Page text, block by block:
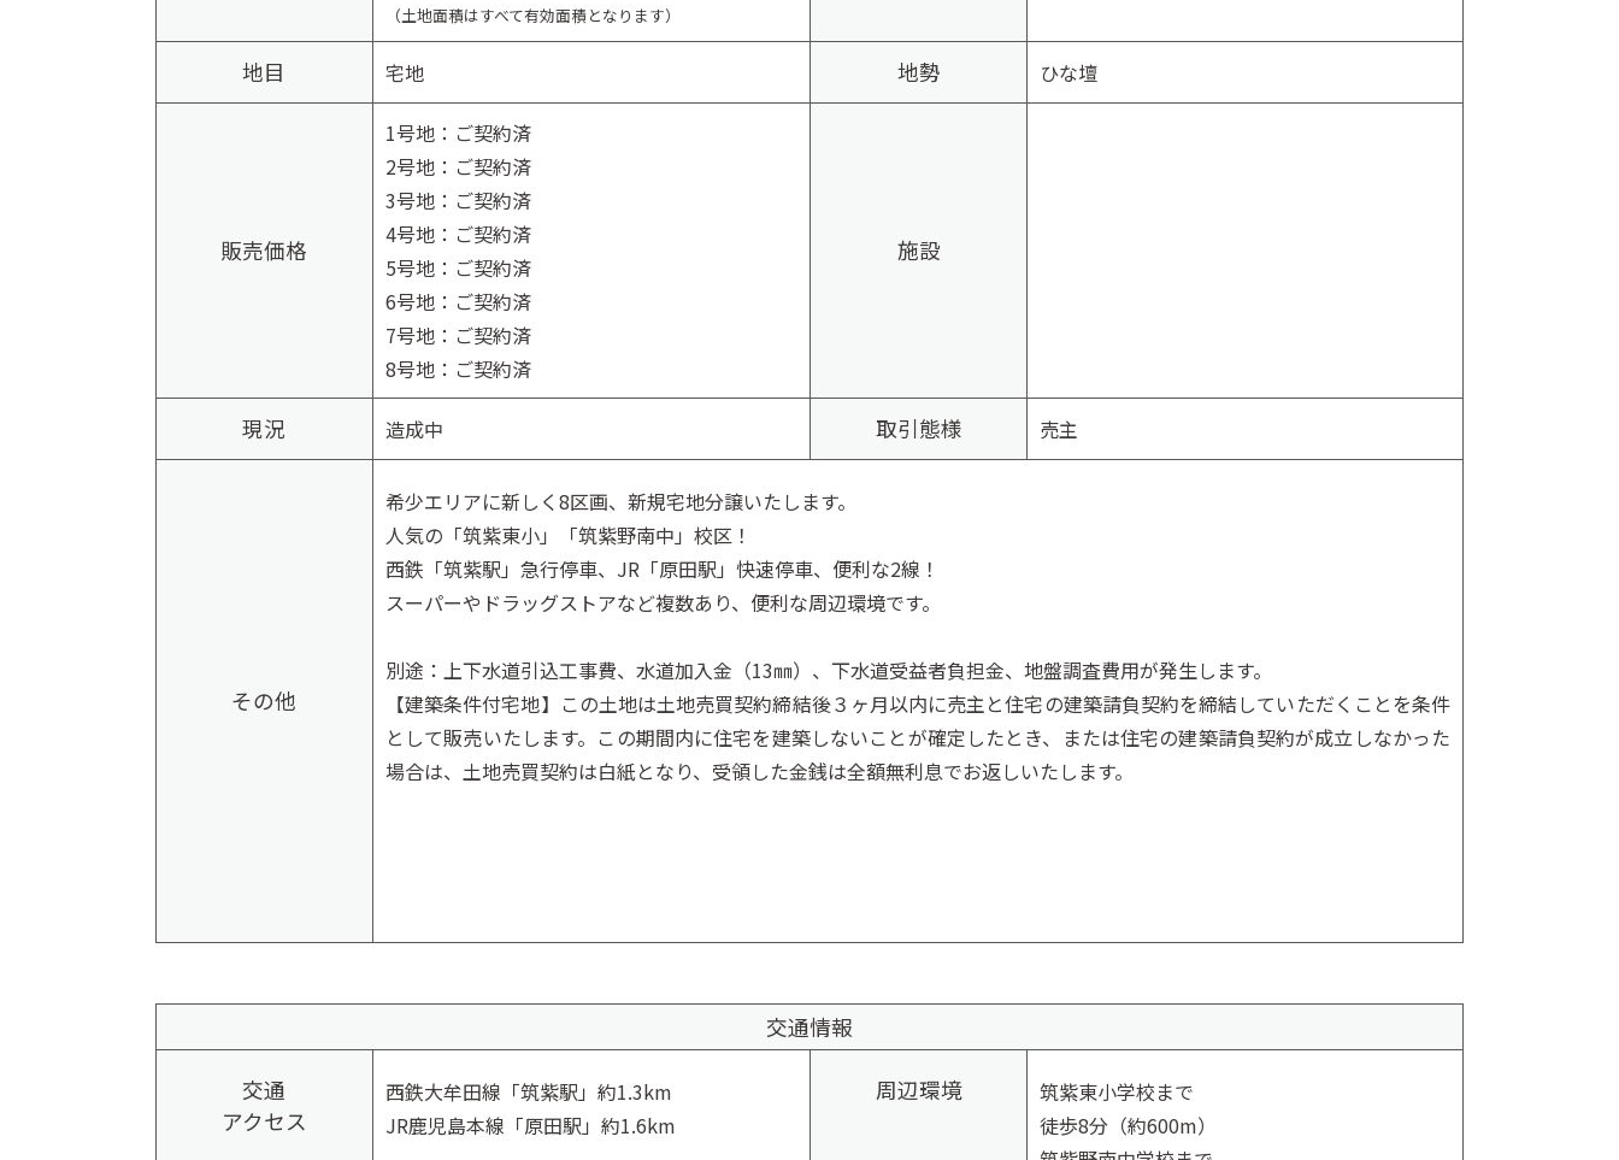
（土地面積はすべて有効面積となります）
地目 宅地 地勢 ひな壇
販売価格
1号地：ご契約済
2号地：ご契約済
3号地：ご契約済
4号地：ご契約済
5号地：ご契約済
6号地：ご契約済
7号地：ご契約済
8号地：ご契約済
施設
現況 造成中 取引態様 売主
その他
希少エリアに新しく8区画、新規宅地分譲いたします。
人気の「筑紫東小」「筑紫野南中」校区！
西鉄「筑紫駅」急行停車、JR「原田駅」快速停車、便利な2線！
スーパーやドラッグストアなど複数あり、便利な周辺環境です。
別途：上下水道引込工事費、水道加入金（13㎜）、下水道受益者負担金、地盤調査費用が発生します。
【建築条件付宅地】この土地は土地売買契約締結後３ヶ月以内に売主と住宅の建築請負契約を締結していただくことを条件
として販売いたします。この期間内に住宅を建築しないことが確定したとき、または住宅の建築請負契約が成立しなかった
場合は、土地売買契約は白紙となり、受領した金銭は全額無利息でお返しいたします。
交通情報
交通
アクセス
西鉄大牟田線「筑紫駅」約1.3km
JR鹿児島本線「原田駅」約1.6km
周辺環境
筑紫東小学校まで
徒歩8分（約600m）